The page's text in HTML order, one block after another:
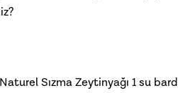
Sızma Zeytinyağı 1 su